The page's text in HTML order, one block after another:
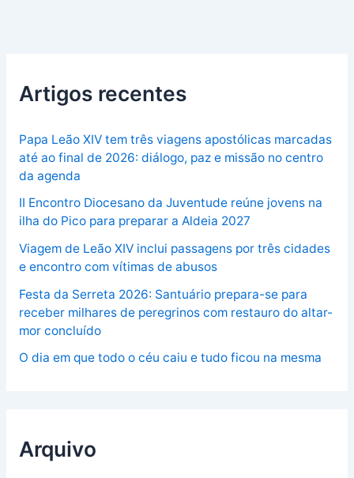
Artigos recentes
Papa Leão XIV tem três viagens apostólicas marcadas
até ao final de 2026: diálogo, paz e missão no centro
da agenda
II Encontro Diocesano da Juventude reúne jovens na
ilha do Pico para preparar a Aldeia 2027
Viagem de Leão XIV inclui passagens por três cidades
e encontro com vítimas de abusos
Festa da Serreta 2026: Santuário prepara-se para
receber milhares de peregrinos com restauro do altar-
mor concluído
O dia em que todo o céu caiu e tudo ficou na mesma
Arquivo